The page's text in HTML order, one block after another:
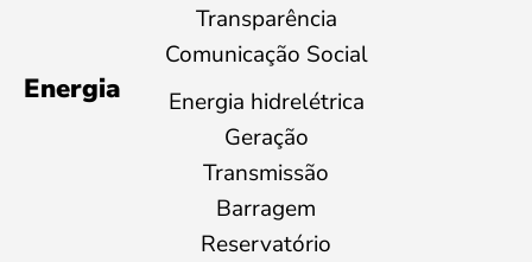
Transparência
Comunicação Social
Energia
Energia hidrelétrica
Geração
Transmissão
Barragem
Reservatório